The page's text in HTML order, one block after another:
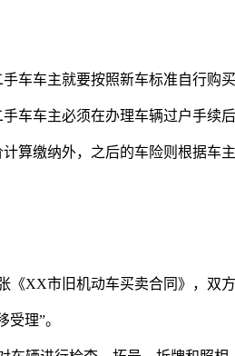
车车主就要按照新车标准自行购
车车主必须在办理车辆过户手续
算缴纳外，之后的车险则根据车主
《XX市旧机动车买卖合同》，双
理”。